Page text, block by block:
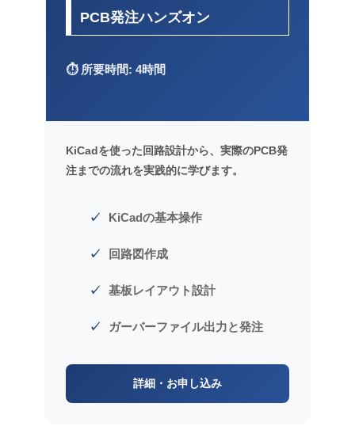
PCB発注ハンズオン
⏱️ 所要時間: 4時間
KiCadを使った回路設計から、実際のPCB発
注までの流れを実践的に学びます。
KiCadの基本操作
回路図作成
基板レイアウト設計
ガーバーファイル出力と発注
詳細・お申し込み